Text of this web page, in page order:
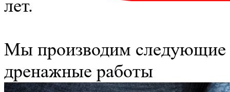
лет.
Мы производим следующие
дренажные работы